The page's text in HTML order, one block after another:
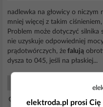
nadlewka na głowicy o niczym
mniej więcej z takim
Problem może dotyczyć silnika
nie uzyskuje odpowiedniej
prądotwórczych, że falują
dysza to 045, jeśli na płaskiej...
08 Lip 2024 19:42
elektroda.pl prosi Cię